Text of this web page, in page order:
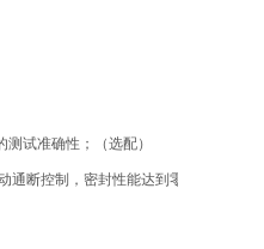
试准确性；（选配）
通断控制，密封性能达到零泄漏，使用